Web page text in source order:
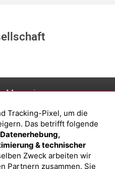
Magazin
Was sind sind ETFs?
Sparplan Vorteile
Was ist ein Fonds?
Tracking-Pixel, um die
Das betrifft folgende
& technischer
Zweck arbeiten wir
Partnern zusammen. Sie